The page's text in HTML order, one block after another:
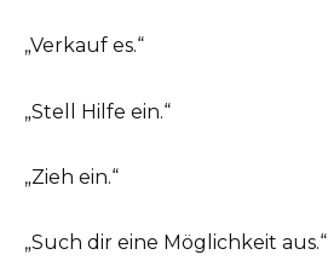
„Verkauf es.“
„Stell Hilfe ein.“
„Zieh ein.“
„Such dir eine Möglichkeit aus.“